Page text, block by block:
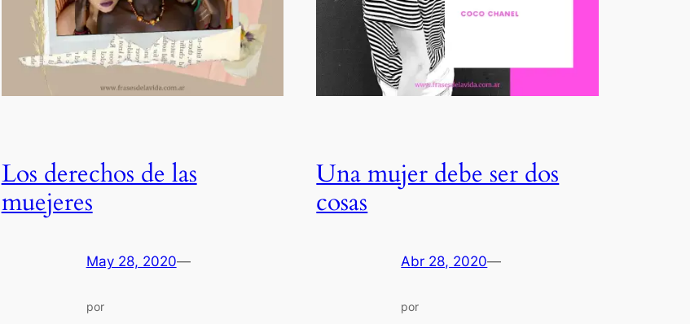
Los derechos de las
muejeres
May 28, 2020—
por
Una mujer debe ser dos
cosas
Abr 28, 2020—
por